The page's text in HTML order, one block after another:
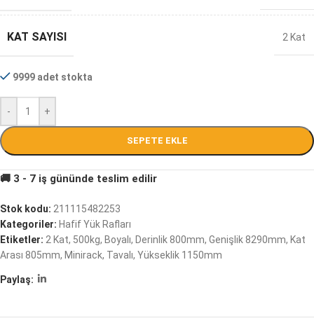
KAT SAYISI 2 Kat
9999 adet stokta
- +
SEPETE EKLE
Stok kodu: 211115482253
Kategoriler: Hafif Yük Rafları
Etiketler: 2 Kat, 500kg, Boyalı, Derinlik 800mm, Genişlik 8290mm, Kat
Arası 805mm, Minirack, Tavalı, Yükseklik 1150mm
Paylaş: